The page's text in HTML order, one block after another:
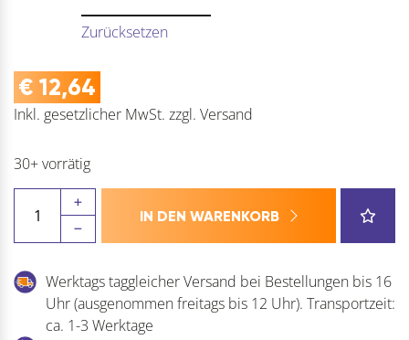
Zurücksetzen
€ 12,64
Inkl. gesetzlicher MwSt. zzgl. Versand
30+ vorrätig
LEGRABOX
Querreling
Innenauszug
Menge
IN DEN WARENKORB
Werktags taggleicher Versand bei Bestellungen bis 16
Uhr (ausgenommen freitags bis 12 Uhr). Transportzeit:
ca. 1-3 Werktage